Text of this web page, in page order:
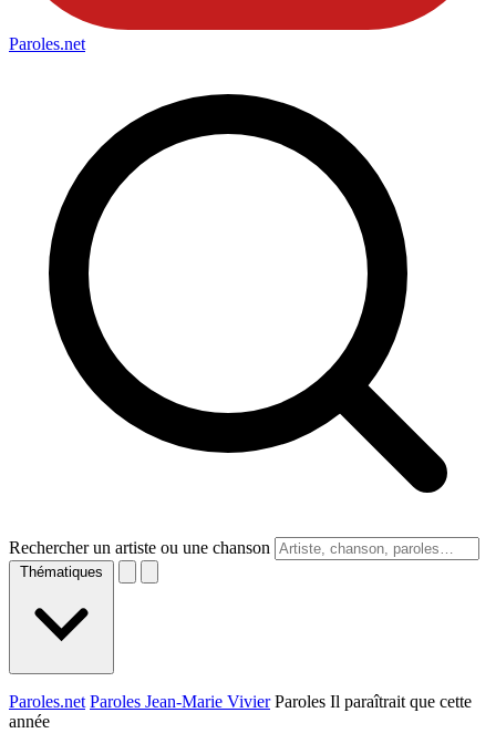
Paroles.net
Rechercher un artiste ou une chanson
Thématiques
Paroles.net Paroles Jean-Marie Vivier Paroles Il paraîtrait que cette
année